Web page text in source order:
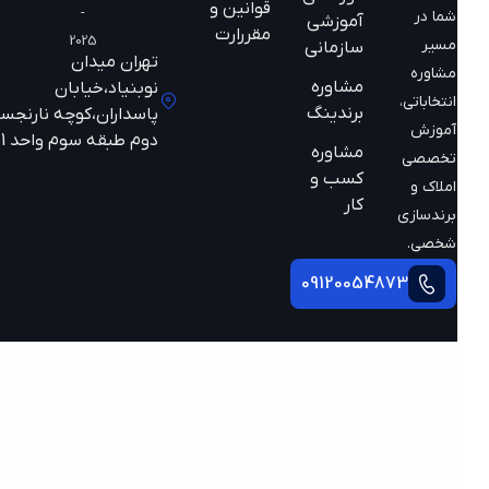
شما در
مسیر
مشاوره
انتخاباتی،
آموزش
تخصصی
املاک و
برندسازی
شخصی.
09120054873
آموزشی
سازمانی
مشاوره
برندینگ
مشاوره
کسب و
قوانین و
مقررارت
تهران میدان
نوبنیاد،خیابان
پاسداران،کوچه نارنجستان
دوم طبقه سوم واحد 301